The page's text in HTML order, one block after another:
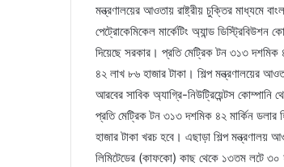
মন্ত্রণালয়ের আওতায় রাষ্ট্রীয় চুক্তির মাধ্যমে
পেট্রোকেমিকেল মার্কেটিং অ্যান্ড
দিয়েছে সরকার। প্রতি মেট্রিক টন ৩১৩ দশমিক
৪২ লাখ ৮৬ হাজার টাকা। শিল্প মন্ত্রণালয়ের
আরবের সাবিক অ্যাগ্রি-নিউট্রিয়েন্টস কোম্পানি
প্রতি মেট্রিক টন ৩১৩ দশমিক ৪২ মার্কিন
হাজার টাকা খরচ হবে। এছাড়া শিল্প মন্ত্রণালয়
লিমিটেডের (কাফকো) কাছ থেকে ১৩তম লটে ৩০